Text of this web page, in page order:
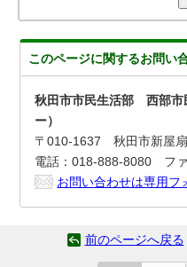
このページに関するお問い
秋田市市民生活部 西部市
ー）
〒010-1637 秋田市新屋
電話：018-888-8080 フ
お問い合わせは専用フ
前のページへ戻る